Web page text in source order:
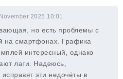
2025 10:01
но есть проблемы с
на смартфонах. Графика
интересный, однако
лаги. Надеюсь,
исправят эти недочёты в